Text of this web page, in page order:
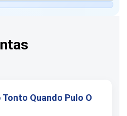
Quando Pulo O